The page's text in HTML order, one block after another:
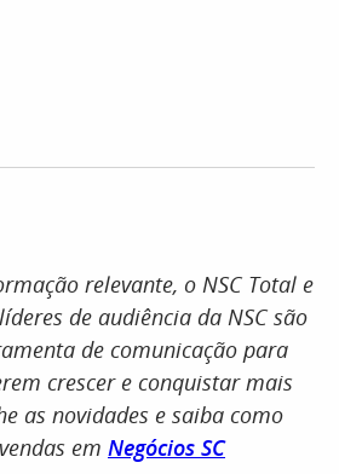
relevante, o NSC Total e
de audiência da NSC são
de comunicação para
crescer e conquistar mais
as novidades e saiba como
em Negócios SC